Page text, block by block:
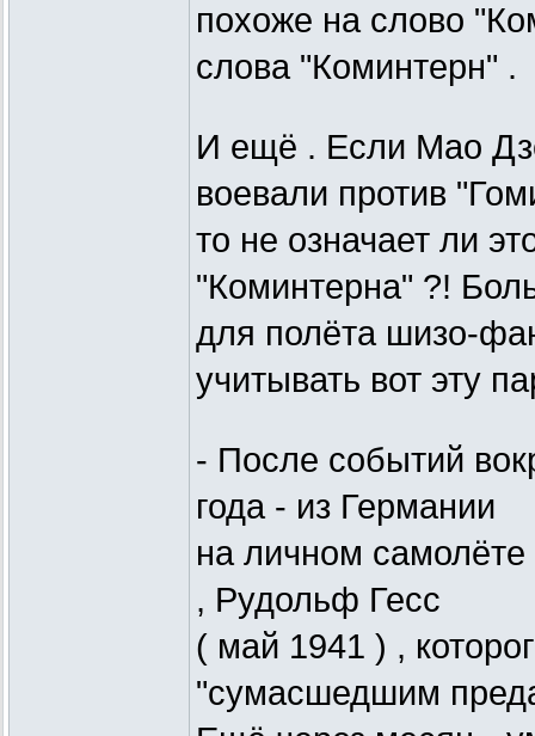
похоже на слово
слова "Коминтерн" .
И ещё . Если Мао
воевали против
то не означает ли
"Коминтерна" ?!
для полёта шизо-
учитывать вот эту
- После событий
года - из Германии
на личном самолёте
, Рудольф Гесс
( май 1941 ) ,
"сумасшедшим